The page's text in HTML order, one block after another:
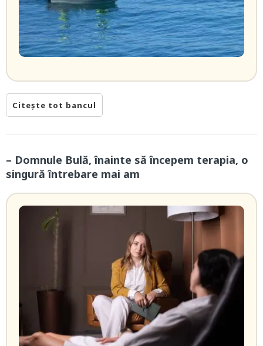
Citește tot bancul
– Domnule Bulă, înainte să începem terapia, o
singură întrebare mai am